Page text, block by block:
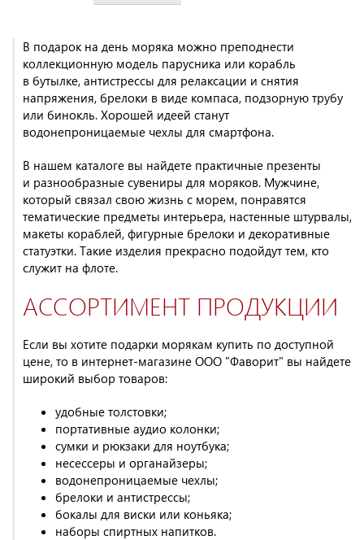
В подарок на день моряка можно преподнести
коллекционную модель парусника или корабль
в бутылке, антистрессы для релаксации и снятия
напряжения, брелоки в виде компаса, подзорную трубу
или бинокль. Хорошей идеей станут
водонепроницаемые чехлы для смартфона.
В нашем каталоге вы найдете практичные презенты
и разнообразные сувениры для моряков. Мужчине,
который связал свою жизнь с морем, понравятся
тематические предметы интерьера, настенные штурвалы,
макеты кораблей, фигурные брелоки и декоративные
статуэтки. Такие изделия прекрасно подойдут тем, кто
служит на флоте.
АССОРТИМЕНТ ПРОДУКЦИИ
Если вы хотите подарки морякам купить по доступной
цене, то в интернет-магазине ООО "Фаворит" вы найдете
широкий выбор товаров:
удобные толстовки;
портативные аудио колонки;
сумки и рюкзаки для ноутбука;
несессеры и органайзеры;
водонепроницаемые чехлы;
брелоки и антистрессы;
бокалы для виски или коньяка;
наборы спиртных напитков.